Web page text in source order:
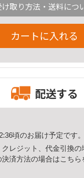
け取り方法・送料につ
カートに入れる
配送する
頃のお届け予定です。
レジット、代金引換の
済方法の場合はこちら